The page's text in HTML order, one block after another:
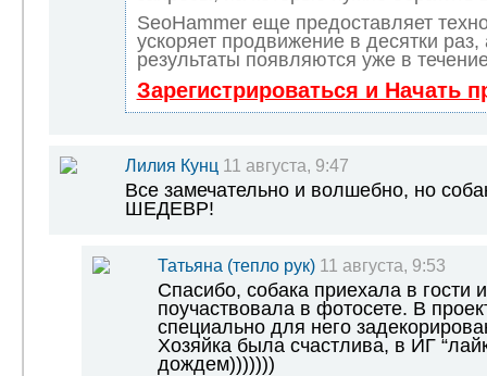
SeoHammer еще предоставляет
ускоряет продвижение в десятки
результаты появляются уже в
Зарегистрироваться и Начать
Лилия Кунц 11 августа, 9:47
Все замечательно и волшебно, но
ШЕДЕВР!
Татьяна (тепло рук) 11 августа, 9:53
Спасибо, собака приехала в гости
поучаствовала в фотосете. В
специально для него
Хозяйка была счастлива, в ИГ
дождем)))))))